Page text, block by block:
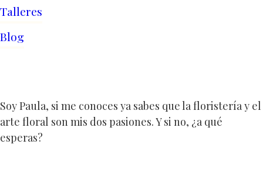
Talleres
Blog
Soy Paula, si me conoces ya sabes que la floristería y el
arte floral son mis dos pasiones. Y si no, ¿a qué
esperas?